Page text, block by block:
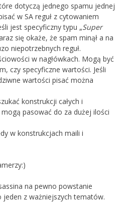
dotyczą jednego spamu jednej
w SA reguł z cytowaniem
jest specyficzny typu „Super
się okaże, że spam minął a na
niepotrzebnych reguł.
w nagłówkach. Mogą być
czy specyficzne wartości. Jeśli
wartości pisać można
konstrukcji całych i
mogą pasować do za dużej ilości
w konstrukcjach maili i
na pewno powstanie
z ważniejszych tematów.